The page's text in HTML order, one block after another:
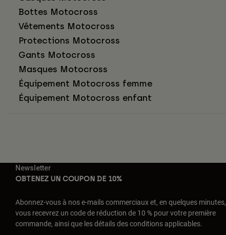
Bottes Motocross
Vêtements Motocross
Protections Motocross
Gants Motocross
Masques Motocross
Équipement Motocross femme
Équipement Motocross enfant
Newsletter
OBTENEZ UN COUPON DE 10%
Abonnez-vous à nos e-mails commerciaux et, en quelques minutes,
vous recevrez un code de réduction de 10 % pour votre première
commande, ainsi que les détails des conditions applicables.